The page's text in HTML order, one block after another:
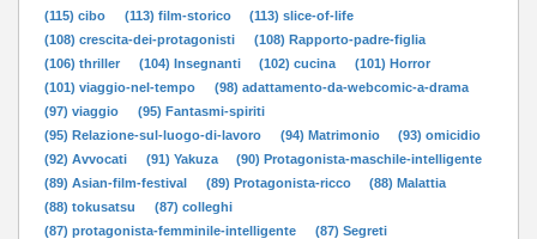
(115) cibo
(113) film-storico
(113) slice-of-life
(108) crescita-dei-protagonisti
(108) Rapporto-padre-figlia
(106) thriller
(104) Insegnanti (102) cucina
(101) Horror
(101) viaggio-nel-tempo
(98) adattamento-da-webcomic-a-drama
(97) viaggio
(95) Fantasmi-spiriti
(95) Relazione-sul-luogo-di-lavoro
(94) Matrimonio
(93) omicidio
(92) Avvocati
(91) Yakuza
(90) Protagonista-maschile-intelligente
(89) Asian-film-festival
(89) Protagonista-ricco
(88) Malattia
(88) tokusatsu
(87) colleghi
(87) protagonista-femminile-intelligente
(87) Segreti